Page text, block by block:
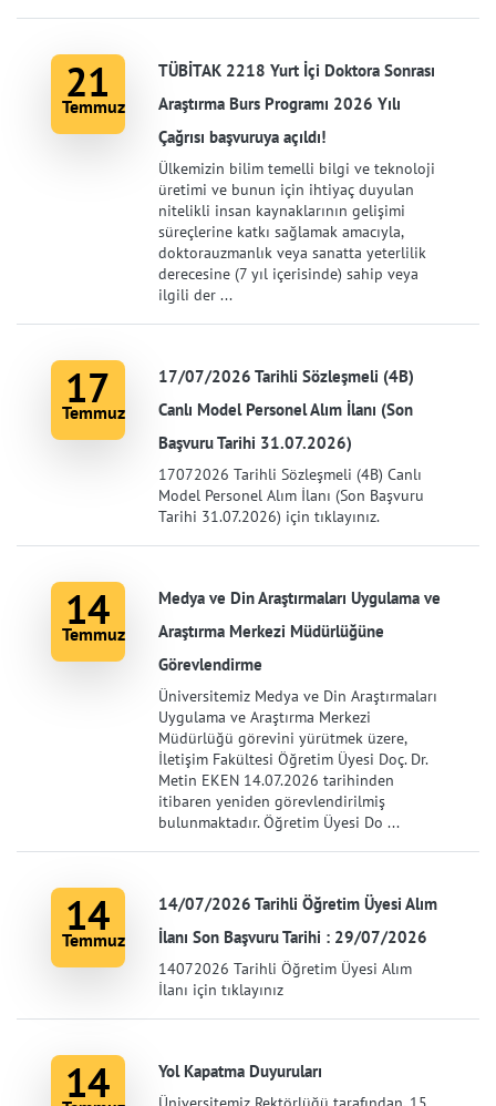
21
Temmuz
TÜBİTAK 2218 Yurt İçi Doktora Sonrası
Araştırma Burs Programı 2026 Yılı
Çağrısı başvuruya açıldı!
Ülkemizin bilim temelli bilgi ve teknoloji
üretimi ve bunun için ihtiyaç duyulan
nitelikli insan kaynaklarının gelişimi
süreçlerine katkı sağlamak amacıyla,
doktorauzmanlık veya sanatta yeterlilik
derecesine (7 yıl içerisinde) sahip veya
ilgili der ...
17
Temmuz
17/07/2026 Tarihli Sözleşmeli (4B)
Canlı Model Personel Alım İlanı (Son
Başvuru Tarihi 31.07.2026)
17072026 Tarihli Sözleşmeli (4B) Canlı
Model Personel Alım İlanı (Son Başvuru
Tarihi 31.07.2026) için tıklayınız.
14
Temmuz
Medya ve Din Araştırmaları Uygulama ve
Araştırma Merkezi Müdürlüğüne
Görevlendirme
Üniversitemiz Medya ve Din Araştırmaları
Uygulama ve Araştırma Merkezi
Müdürlüğü görevini yürütmek üzere,
İletişim Fakültesi Öğretim Üyesi Doç. Dr.
Metin EKEN 14.07.2026 tarihinden
itibaren yeniden görevlendirilmiş
bulunmaktadır. Öğretim Üyesi Do ...
14
Temmuz
14/07/2026 Tarihli Öğretim Üyesi Alım
İlanı Son Başvuru Tarihi : 29/07/2026
14072026 Tarihli Öğretim Üyesi Alım
İlanı için tıklayınız
14 Yol Kapatma Duyuruları